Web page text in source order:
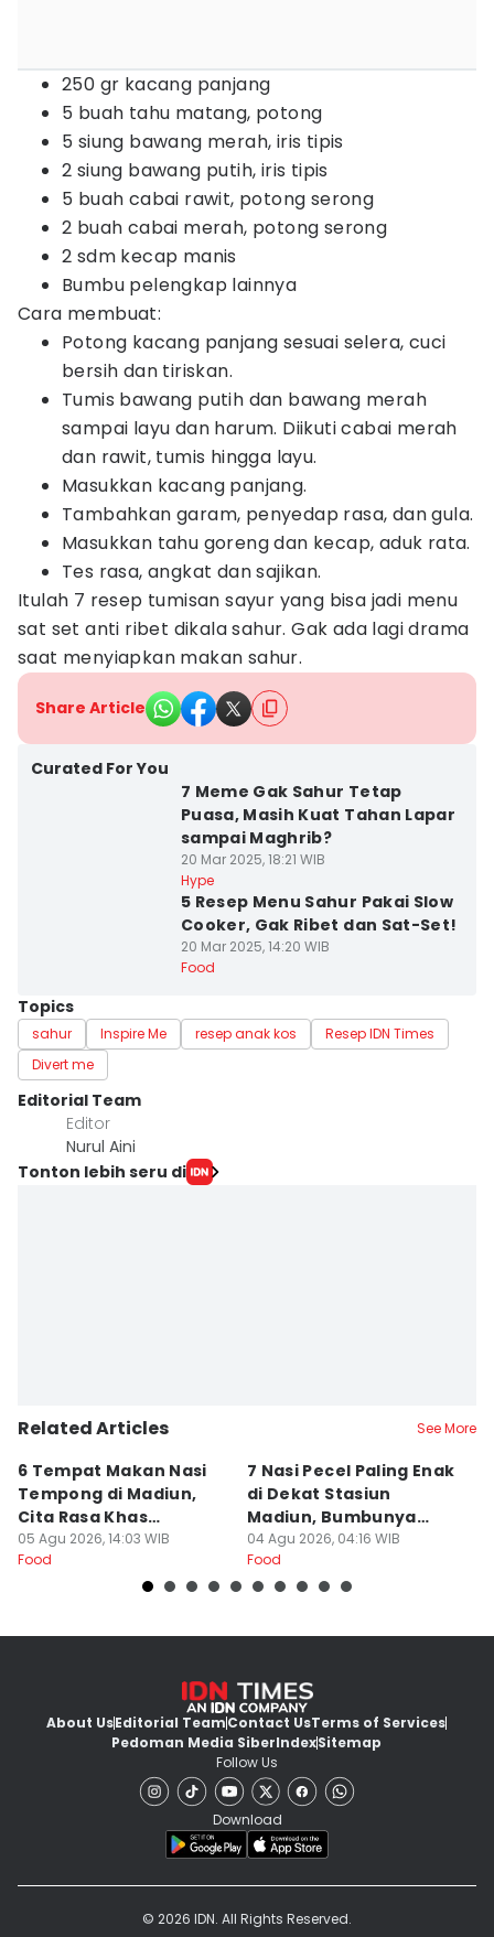
250 gr kacang panjang
5 buah tahu matang, potong
5 siung bawang merah, iris tipis
2 siung bawang putih, iris tipis
5 buah cabai rawit, potong serong
2 buah cabai merah, potong serong
2 sdm kecap manis
Bumbu pelengkap lainnya
Cara membuat:
Potong kacang panjang sesuai selera, cuci
bersih dan tiriskan.
Tumis bawang putih dan bawang merah
sampai layu dan harum. Diikuti cabai merah
dan rawit, tumis hingga layu.
Masukkan kacang panjang.
Tambahkan garam, penyedap rasa, dan gula.
Masukkan tahu goreng dan kecap, aduk rata.
Tes rasa, angkat dan sajikan.
Itulah 7 resep tumisan sayur yang bisa jadi menu
sat set anti ribet dikala sahur. Gak ada lagi drama
saat menyiapkan makan sahur.
Share Article
Curated For You
7 Meme Gak Sahur Tetap
Puasa, Masih Kuat Tahan Lapar
sampai Maghrib?
20 Mar 2025, 18:21 WIB
Hype
5 Resep Menu Sahur Pakai Slow
Cooker, Gak Ribet dan Sat-Set!
20 Mar 2025, 14:20 WIB
Food
Topics
sahur Inspire Me resep anak kos
Resep IDN Times
Divert me
Editorial Team
Editor
Nurul Aini
Tonton lebih seru di
Related Articles See More
6 Tempat Makan Nasi
Tempong di Madiun,
Cita Rasa Khas
Banyuwangi
05 Agu 2026, 14:03 WIB
Food
7 Nasi Pecel Paling Enak
di Dekat Stasiun
Madiun, Bumbunya
Khas
04 Agu 2026, 04:16 WIB
Food
About UsEditorial TeamContact UsTerms of Services
Pedoman Media SiberIndexSitemap
Follow Us
Download
© 2026 IDN. All Rights Reserved.